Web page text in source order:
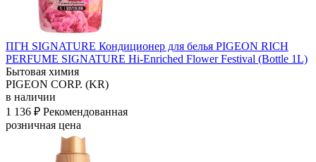
ПГН SIGNATURE Кондиционер для белья PIGEON RICH
PERFUME SIGNATURE Hi-Enriched Flower Festival (Bottle 1L)
Бытовая химия
PIGEON CORP. (KR)
в наличии
1 136 ₽ Рекомендованная
розничная цена